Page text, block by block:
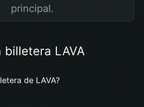
principal.
billetera LAVA
de LAVA?